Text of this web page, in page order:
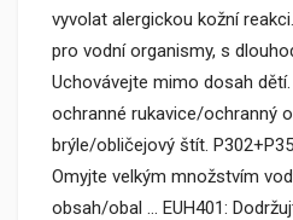
vyvolat alergickou kožní
pro vodní organismy, s
Uchovávejte mimo dosah
ochranné rukavice/ochranný
brýle/obličejový štít.
Omyjte velkým množstvím
obsah/obal … EUH401: